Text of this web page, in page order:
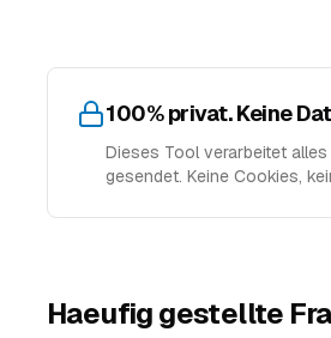
100% privat. Keine
Dieses Tool verarbeitet
gesendet. Keine Cookies,
Haeufig gestellte